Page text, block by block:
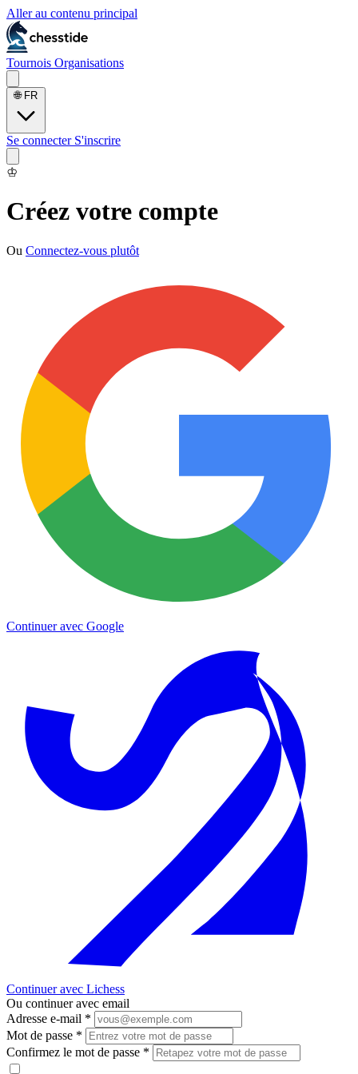
Aller au contenu principal
Tournois Organisations
🌐 FR
Se connecter S'inscrire
♔
Créez votre compte
Ou Connectez-vous plutôt
Continuer avec Google
Continuer avec Lichess
Ou continuer avec email
Adresse e-mail *
Mot de passe *
Confirmez le mot de passe *